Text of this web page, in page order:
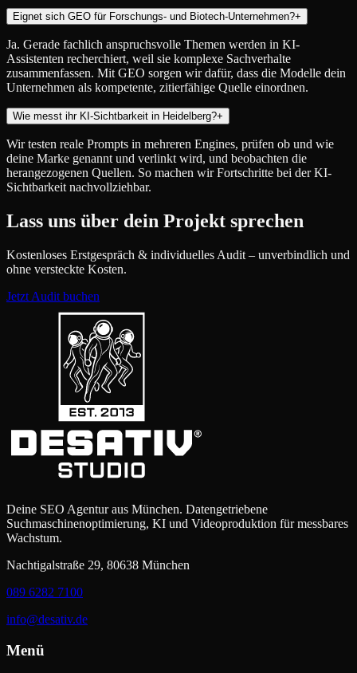
Eignet sich GEO für Forschungs- und Biotech-Unternehmen?+
Ja. Gerade fachlich anspruchsvolle Themen werden in KI-
Assistenten recherchiert, weil sie komplexe Sachverhalte
zusammenfassen. Mit GEO sorgen wir dafür, dass die Modelle dein
Unternehmen als kompetente, zitierfähige Quelle einordnen.
Wie messt ihr KI-Sichtbarkeit in Heidelberg?+
Wir testen reale Prompts in mehreren Engines, prüfen ob und wie
deine Marke genannt und verlinkt wird, und beobachten die
herangezogenen Quellen. So machen wir Fortschritte bei der KI-
Sichtbarkeit nachvollziehbar.
Lass uns über dein Projekt sprechen
Kostenloses Erstgespräch & individuelles Audit – unverbindlich und
ohne versteckte Kosten.
Jetzt Audit buchen
Deine SEO Agentur aus München. Datengetriebene
Suchmaschinenoptimierung, KI und Videoproduktion für messbares
Wachstum.
Nachtigalstraße 29, 80638 München
089 6282 7100
info@desativ.de
Menü